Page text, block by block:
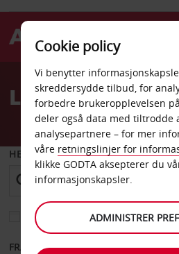
Welcome
AvisLeiebil La
HENT FRA
Velg et annet leveringssted
FRA DATO TIL
Cookie policy
Vi benytter
skreddersydde tilbud, for
forbedre brukeropplevelsen
deler også data med tiltrodde
analysepartnere – for mer
våre retningslinjer for
klikke GODTA aksepterer du
informasjonskapsler.
ADMINISTRER